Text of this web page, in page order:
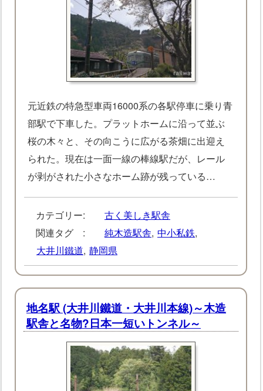
元近鉄の特急型車両16000系の各駅停車に乗り青
部駅で下車した。プラットホームに沿って並ぶ
桜の木々と、その向こうに広がる茶畑に出迎え
られた。現在は一面一線の棒線駅だが、レール
が剥がされた小さなホーム跡が残っている…
カテゴリー:
古く美しき駅舎
関連タグ :
純木造駅舎, 中小私鉄,
大井川鐵道, 静岡県
地名駅 (大井川鐵道・大井川本線)～木造
駅舎と名物?日本一短いトンネル～